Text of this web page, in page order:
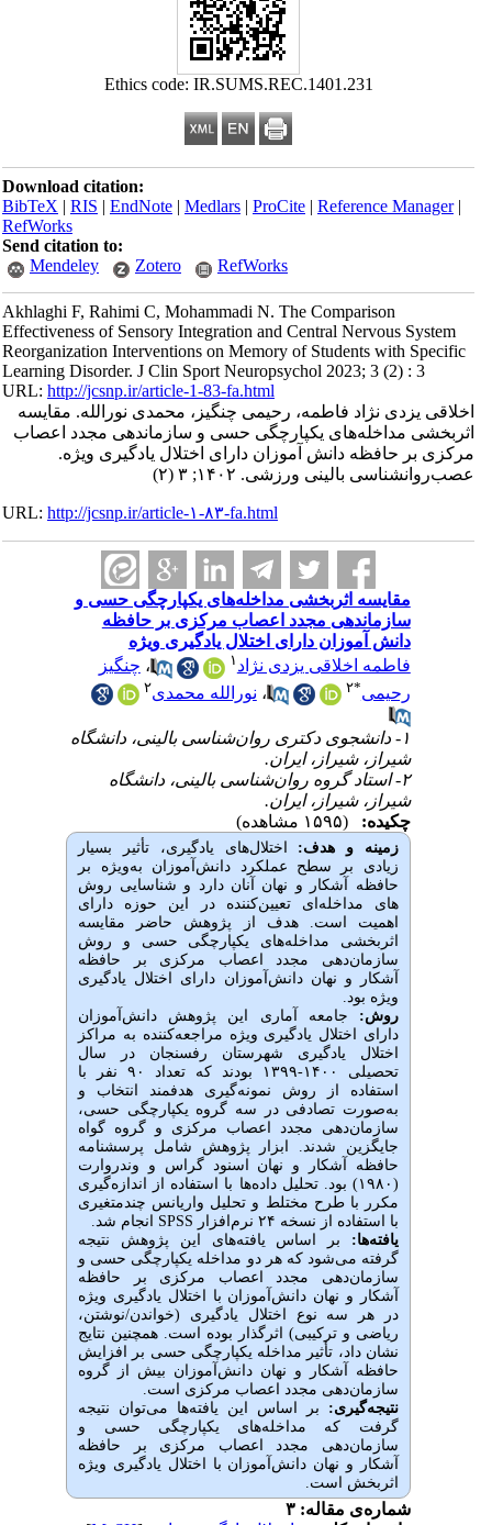
Ethics code: IR.SUMS.REC.1401.231
Download citation:
BibTeX|RIS|EndNote|Medlars|ProCite|Reference Manager
RefWorks
Send citation to:
Mendeley
Zotero RefWorks
Akhlaghi F, Rahimi C, Mohammadi N. The Comparison
Effectiveness of Sensory Integration and Central Nervous System
Reorganization Interventions on Memory of Students with Specific
Learning Disorder. J Clin Sport Neuropsychol 2023; 3 (2) : 3
URL:http://jcsnp.ir/article-1-83-fa.html
اخلاقی یزدی نژاد فاطمه، رحیمی چنگیز، محمدی نورالله. مقایسه
اثربخشی مداخله‌های یکپارچگی حسی و سازماندهی مجدد اعصاب
مرکزی بر حافظه دانش آموزان دارای اختلال یادگیری ویژه.
عصب‌روانشناسی بالینی ورزشی. ۱۴۰۲; ۳ (۲)
URL:http://jcsnp.ir/article-۱-۸۳-fa.html
مقایسه اثربخشی مداخله‌های یکپارچگی حسی و
سازماندهی مجدد اعصاب مرکزی بر حافظه
دانش آموزان دارای اختلال یادگیری ویژه
فاطمه اخلاقی یزدی نژاد ۱ ،چنگیز
رحیمی
۲ ،نورالله محمدی
۱- دانشجوی دکتری روان‌شناسی بالینی، دانشگاه
شیراز، شیراز، ایران.
۲- استاد گروه روان‌شناسی بالینی، دانشگاه
شیراز، شیراز، ایران.
چکیده:
زمینه و هدف:اختلال‌های یادگیری، تأثیر بسیار
زیادی بر سطح عملکرد دانش‌آموزان به‌ویژه بر
حافظه آشکار و نهان آنان دارد و شناسایی روش­‌
های مداخله­‌ای تعیین‌کننده در این حوزه دارای
اهمیت است. هدف از پژوهش حاضر مقایسه
اثربخشی مداخله‌های یکپارچگی حسی و روش
سازمان‌دهی مجدد اعصاب مرکزی بر حافظه
آشکار و نهان دانش‌آموزان دارای اختلال یادگیری
ویژه بود.
روش: جامعه آماری این پژوهش
دانش‌آموزان
دارای اختلال یادگیری ویژه مراجعه‌کننده به مراکز
اختلال یادگیری شهرستان رفسنجان در سال
تحصیلی ۱۴۰۰-۱۳۹۹ بودند که تعداد ۹۰ نفر با
استفاده از روش نمونه‌گیری هدفمند انتخاب و
به‌صورت تصادفی در سه گروه یکپارچگی حسی،
سازمان‌دهی مجدد اعصاب مرکزی و گروه گواه
جایگزین شدند. ابزار پژوهش شامل پرسشنامه
حافظه آشکار و نهان اسنود گراس و وندروارت
تحلیل داده‌ها با استفاده از اندازه‌گیری
مکرر با طرح مختلط و تحلیل واریانس چندمتغیری
با استفاده از نسخه ۲۴ نرم‌افزار
SPSSانجام شد.
یافته­‌ها:
بر اساس یافته‌های این پژوهش نتیجه
گرفته می‌شود که هر دو مداخله یکپارچگی حسی و
سازمان‌دهی مجدد اعصاب مرکزی بر حافظه
آشکار و نهان دانش­‌آموزان با اختلال یادگیری ویژه
در هر سه نوع اختلال یادگیری (خواندن/نوشتن،
ریاضی و ترکیبی) اثرگذار بوده است. همچنین نتایج
نشان داد، تأثیر مداخله یکپارچگی حسی بر افزایش
حافظه آشکار و نهان دانش‌آموزان بیش از گروه
سازمان‌دهی مجدد اعصاب مرکزی است.
نتیجه‌گیری:بر اساس این یافته­‌ها می­‌توان نتیجه
گرفت که مداخله‌های یکپارچگی حسی و
سازمان‌دهی مجدد اعصاب مرکزی بر حافظه
آشکار و نهان دانش‌آموزان با اختلال یادگیری ویژه
اثربخش است.
شماره‌ی مقاله: ۳